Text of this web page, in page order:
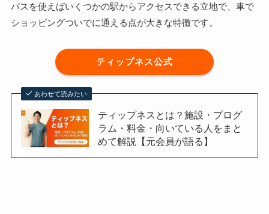
バスを使えばいくつかの駅からアクセスできる立地で、車で
ショッピングついでに通える点が大きな特徴です。
ティップネス公式
あわせて読みたい
ティップネスとは？施設・プログ
ラム・料金・向いている人をまと
めて解説【元会員が語る】